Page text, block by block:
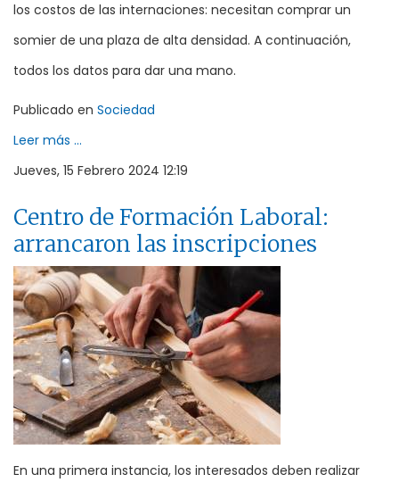
los costos de las internaciones: necesitan comprar un
somier de una plaza de alta densidad. A continuación,
todos los datos para dar una mano.
Publicado en Sociedad
Leer más ...
Jueves, 15 Febrero 2024 12:19
Centro de Formación Laboral:
arrancaron las inscripciones
En una primera instancia, los interesados deben realizar